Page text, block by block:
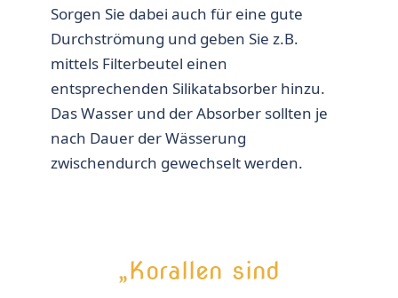
Sorgen Sie dabei auch für eine gute
Durchströmung und geben Sie z.B.
mittels Filterbeutel einen
entsprechenden Silikatabsorber hinzu.
Das Wasser und der Absorber sollten je
nach Dauer der Wässerung
zwischendurch gewechselt werden.
„Korallen sind